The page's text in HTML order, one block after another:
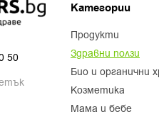
50
Категории
продукти
здравни ползи
био и органични
козметика
мама и бебе